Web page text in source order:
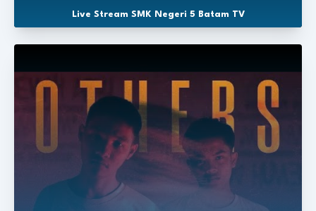
Live Stream SMK Negeri 5 Batam TV